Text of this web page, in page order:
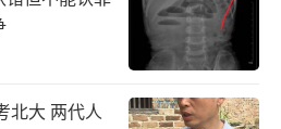
北大 两代人